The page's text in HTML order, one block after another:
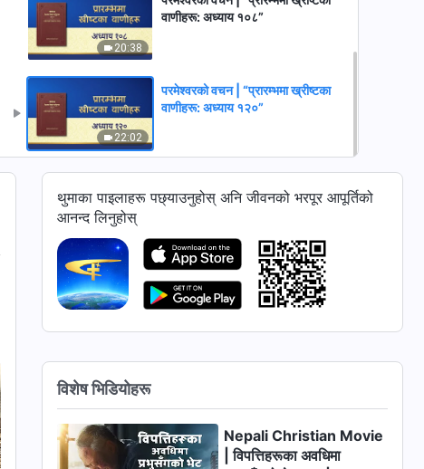
20:38
वाणीहरू: अध्याय १०८”
22:02
परमेश्‍वरको वचन | “प्रारम्‍भमा ख्रीष्‍टका
वाणीहरू: अध्याय १२०”
थुमाका पाइलाहरू पछ्याउनुहोस् अनि जीवनको भरपूर आपूर्तिको
आनन्द लिनुहोस्
विशेष भिडियोहरू
Nepali Christian Movie
| विपत्तिहरूका अवधिमा